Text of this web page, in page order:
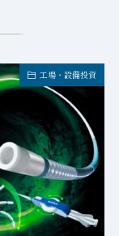
工場・設備投資